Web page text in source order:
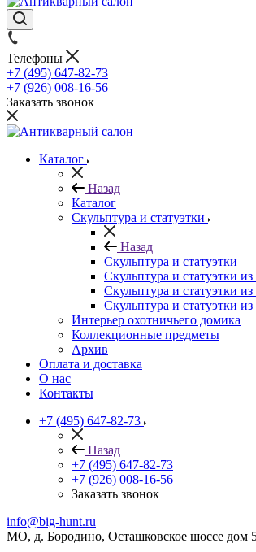
Телефоны
+7 (495) 647-82-73
+7 (926) 008-16-56
Заказать звонок
Каталог
Назад
Каталог
Скульптура и статуэтки
Назад
Скульптура и статуэтки
Скульптура и статуэтки
Скульптура и статуэтки
Скульптура и статуэтки из
Интерьер охотничьего домика
Коллекционные предметы
Архив
Оплата и доставка
О нас
Контакты
+7 (495) 647-82-73
Назад
+7 (495) 647-82-73
+7 (926) 008-16-56
Заказать звонок
info@big-hunt.ru
МО, д. Бородино, Осташковское шоссе